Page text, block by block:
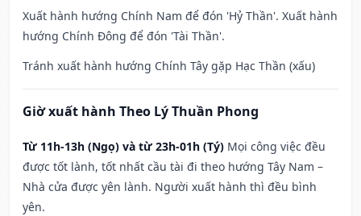
Xuất hành hướng Chính Nam để đón 'Hỷ Thần'. Xuất hành
hướng Chính Đông để đón 'Tài Thần'.
Tránh xuất hành hướng Chính Tây gặp Hạc Thần (xấu)
Giờ xuất hành Theo Lý Thuần Phong
Từ 11h-13h (Ngọ) và từ 23h-01h (Tý) Mọi công việc đều
được tốt lành, tốt nhất cầu tài đi theo hướng Tây Nam –
Nhà cửa được yên lành. Người xuất hành thì đều bình
yên.